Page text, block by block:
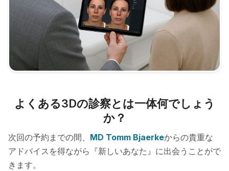
よくある3Dの診察とは一体何でしょう
か？
次回の予約までの間、 MD Tomm Bjaerkeからの貴重な
アドバイスを得ながら『新しいあなた』に出会うことがで
きます。